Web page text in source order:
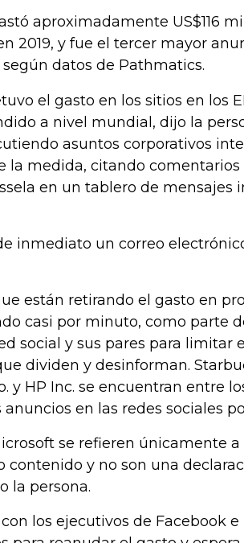
aproximadamente US$116
2019, y fue el tercer mayor
datos de Pathmatics.
el gasto en los sitios en los
a nivel mundial, dijo la
asuntos corporativos
la medida, citando
en un tablero de mensajes
inmediato un correo
están retirando el gasto en
casi por minuto, como parte
social y sus pares para limitar
dividen y desinforman.
y HP Inc. se encuentran entre
en las redes sociales
se refieren únicamente a
contenido y no son una
la persona.
los ejecutivos de Facebook e